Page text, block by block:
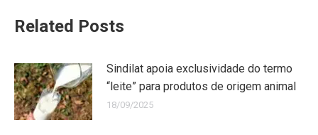
Related Posts
Sindilat apoia exclusividade do termo
“leite” para produtos de origem animal
18/09/2025